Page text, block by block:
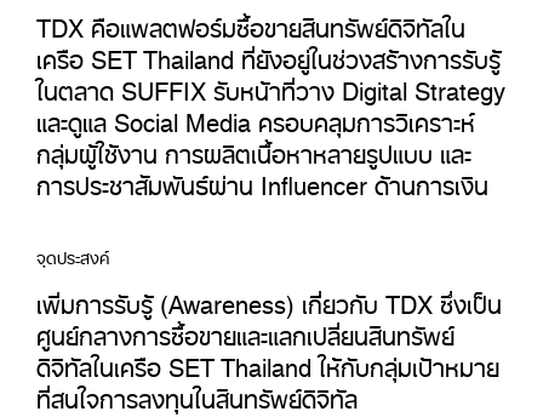
TDX คือแพลตฟอร์มซื้อขายสินทรัพย์ดิจิทัลใน
เครือ SET Thailand ที่ยังอยู่ในช่วงสร้างการรับรู้
ในตลาด SUFFIX รับหน้าที่วาง Digital Strategy
และดูแล Social Media ครอบคลุมการวิเคราะห์
กลุ่มผู้ใช้งาน การผลิตเนื้อหาหลายรูปแบบ และ
การประชาสัมพันธ์ผ่าน Influencer ด้านการเงิน
จุดประสงค์
เพิ่มการรับรู้ (Awareness) เกี่ยวกับ TDX ซึ่งเป็น
ศูนย์กลางการซื้อขายและแลกเปลี่ยนสินทรัพย์
ดิจิทัลในเครือ SET Thailand ให้กับกลุ่มเป้าหมาย
ที่สนใจการลงทุนในสินทรัพย์ดิจิทัล